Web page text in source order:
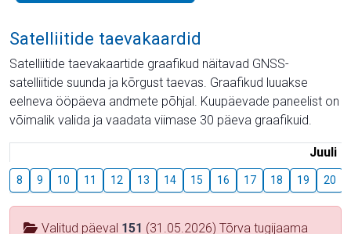
Satelliitide taevakaardid
Satelliitide taevakaartide graafikud näitavad GNSS-
satelliitide suunda ja kõrgust taevas. Graafikud luuakse
eelneva ööpäeva andmete põhjal. Kuupäevade paneelist on
võimalik valida ja vaadata viimase 30 päeva graafikuid.
Juuli
8 9 10 11 12 13 14 15 16 17 18 19 20
Valitud päeval 151 (31.05.2026) Tõrva tugijaama